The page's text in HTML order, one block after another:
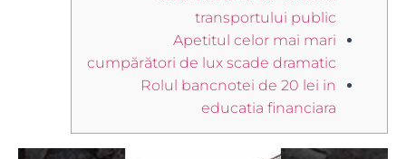
transportului public
Apetitul celor mai mari
cumpărători de lux scade dramatic
Rolul bancnotei de 20 lei in
educatia financiara